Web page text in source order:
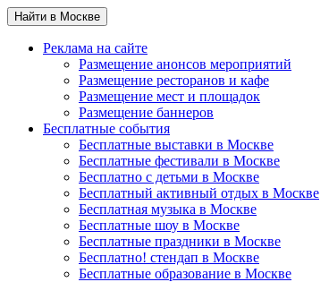
Найти в Москве
Реклама на сайте
Размещение анонсов мероприятий
Размещение ресторанов и кафе
Размещение мест и площадок
Размещение баннеров
Бесплатные события
Бесплатные выставки в Москве
Бесплатные фестивали в Москве
Бесплатно с детьми в Москве
Бесплатный активный отдых в Москве
Бесплатная музыка в Москве
Бесплатные шоу в Москве
Бесплатные праздники в Москве
Бесплатно! стендап в Москве
Бесплатные образование в Москве